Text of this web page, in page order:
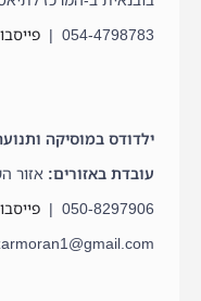
054-4798783 |
ילדודס במוסיקה
עובדת באזורים:אזור
050-8297906 |